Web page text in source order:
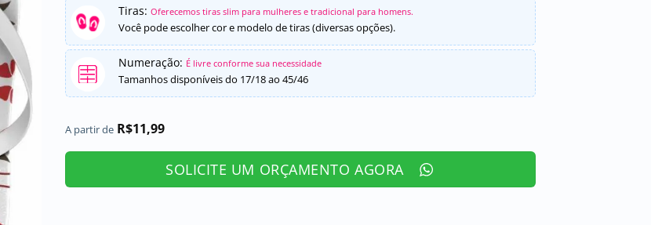
Tiras: Oferecemos tiras slim para mulheres e tradicional para homens.
Você pode escolher cor e modelo de tiras (diversas opções).
Numeração: É livre conforme sua necessidade
Tamanhos disponíveis do 17/18 ao 45/46
A partir de R$11,99
SOLICITE UM ORÇAMENTO AGORA